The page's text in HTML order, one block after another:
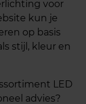
voor
kun je
op basis
stijl, kleur en
LED
advies?